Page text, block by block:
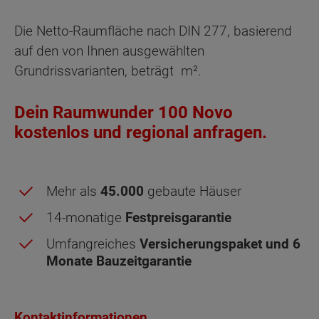
Die Netto-Raumfläche nach DIN 277, basierend
auf den von Ihnen ausgewählten
Grundrissvarianten, beträgt m².
Dein Raumwunder 100 Novo
kostenlos und regional anfragen.
Mehr als 45.000 gebaute Häuser
14-monatige Festpreisgarantie
Umfangreiches Versicherungspaket und 6
Monate Bauzeitgarantie